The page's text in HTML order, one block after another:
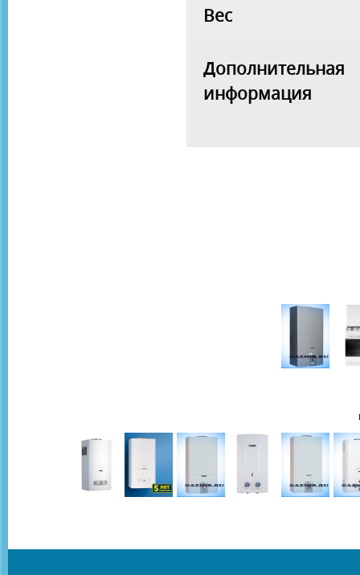
Вес
Дополнительная
информация